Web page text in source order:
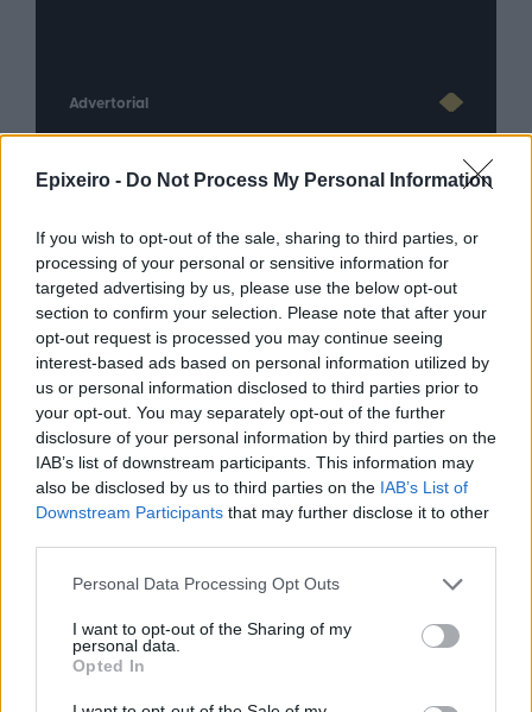
Epixeiro - Do Not Process My Personal Information
If you wish to opt-out of the sale, sharing to third parties, or
processing of your personal or sensitive information for
targeted advertising by us, please use the below opt-out
section to confirm your selection. Please note that after your
opt-out request is processed you may continue seeing
interest-based ads based on personal information utilized by
us or personal information disclosed to third parties prior to
your opt-out. You may separately opt-out of the further
disclosure of your personal information by third parties on the
IAB’s list of downstream participants. This information may
also be disclosed by us to third parties on the IAB’s List of
Downstream Participants that may further disclose it to other
Personal Data Processing Opt Outs
I want to opt-out of the Sharing of my
personal data.
Opted In
Advertorial
Περισσότερα από το
Η ERGO επιβράβευσε και φέτος
τους συνεργάτες του Εταιρικού
της Δικτύου διοργανώνοντας
ταξίδια στην Πράγα και το
Καρπενήσι
30/07/26|16:46
Olympic Yacht Show 2026: Η
«αφρόκρεμα» του ελληνικού
yachting δίνει ραντεβού στο
Λαύριο, το τετραήμερο 15-18
Οκτωβρίου 2026
ENTERPRISE GREECE και